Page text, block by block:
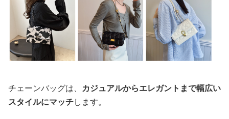
チェーンバッグは、 カジュアルからエレガントまで幅広い
スタイルにマッチします。